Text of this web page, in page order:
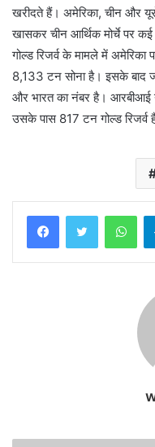
खरीदते हैं। अमेरिका, चीन और
खासकर चीन आर्थिक मोर्चे पर
गोल्ड रिजर्व के मामले में
8,133 टन सोना है। इसके बाद
और भारत का नंबर है। आरबीआई
उसके पास 817 टन गोल्ड रिजर्व